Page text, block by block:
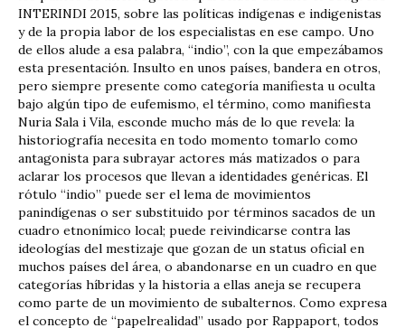
INTERINDI 2015, sobre las políticas indígenas e indigenistas
y de la propia labor de los especialistas en ese campo. Uno
de ellos alude a esa palabra, “indio”, con la que empezábamos
esta presentación. Insulto en unos países, bandera en otros,
pero siempre presente como categoría manifiesta u oculta
bajo algún tipo de eufemismo, el término, como manifiesta
Nuria Sala i Vila, esconde mucho más de lo que revela: la
historiografía necesita en todo momento tomarlo como
antagonista para subrayar actores más matizados o para
aclarar los procesos que llevan a identidades genéricas. El
rótulo “indio” puede ser el lema de movimientos
panindígenas o ser substituido por términos sacados de un
cuadro etnonímico local; puede reivindicarse contra las
ideologías del mestizaje que gozan de un status oficial en
muchos países del área, o abandonarse en un cuadro en que
categorías híbridas y la historia a ellas aneja se recupera
como parte de un movimiento de subalternos. Como expresa
el concepto de “papelrealidad” usado por Rappaport, todos